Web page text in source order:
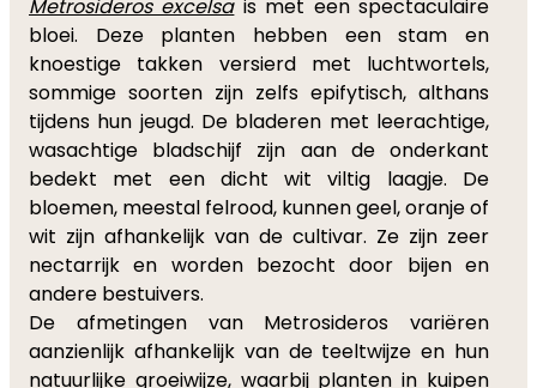
Metrosideros excelsais met een spectaculaire
bloei. Deze planten hebben een stam en
knoestige takken versierd met luchtwortels,
sommige soorten zijn zelfs epifytisch, althans
tijdens hun jeugd. De bladeren met leerachtige,
wasachtige bladschijf zijn aan de onderkant
bedekt met een dicht wit viltig laagje. De
bloemen, meestal felrood, kunnengeel, oranje of
wit zijn afhankelijk van de cultivar. Ze zijn zeer
nectarrijk en worden bezocht door bijen en
andere bestuivers.
De afmetingen van Metrosideros variëren
aanzienlijk afhankelijk van de teeltwijze en hun
natuurlijke groeiwijze, waarbij planten in kuipen